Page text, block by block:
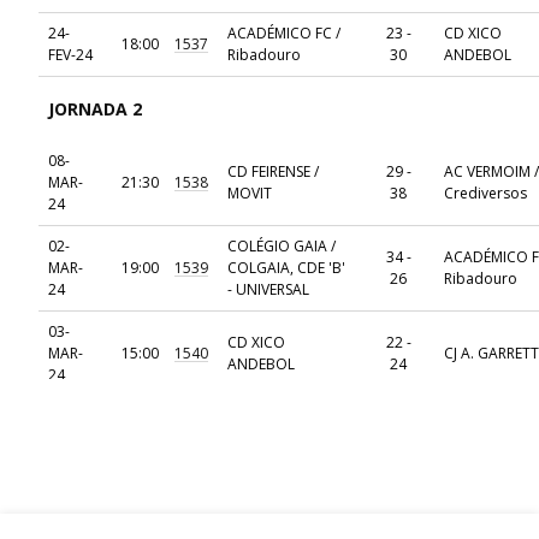
24-
FEV-24
18:00 1537
ACADÉMICO FC /
Ribadouro
23 -
30
CD XICO
ANDEBOL
JORNADA 2
08-
MAR-
24
21:30 1538
CD FEIRENSE /
MOVIT
29 -
38
AC VERMOIM /
Crediversos
02-
MAR-
24
19:00 1539
COLÉGIO GAIA /
COLGAIA, CDE 'B'
- UNIVERSAL
34 -
26
ACADÉMICO
Ribadouro
03-
MAR-
24
15:00 1540
CD XICO
ANDEBOL
22 -
24
CJ A.